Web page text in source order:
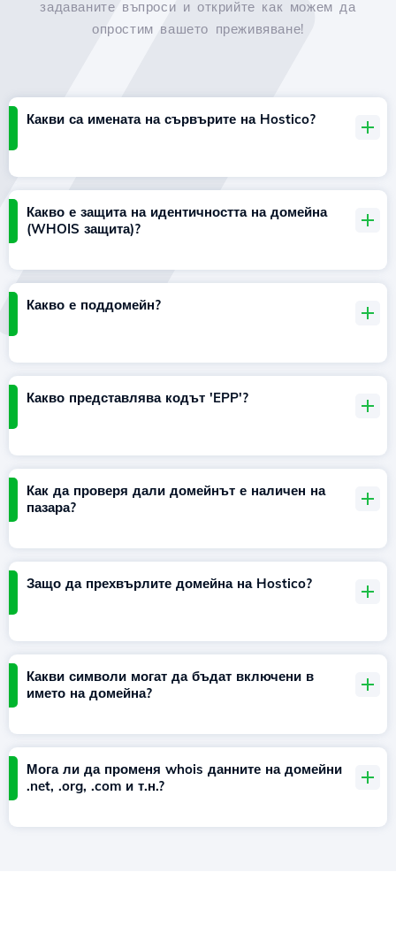
задаваните въпроси и открийте как можем да
опростим вашето преживяване!
Какви са имената на сървърите на Hostico?
Какво е защита на идентичността на домейна
(WHOIS защита)?
Какво е поддомейн?
Какво представлява кодът 'EPP'?
Как да проверя дали домейнът е наличен на
пазара?
Защо да прехвърлите домейна на Hostico?
Какви символи могат да бъдат включени в
името на домейна?
Мога ли да променя whois данните на домейни
.net, .org, .com и т.н.?